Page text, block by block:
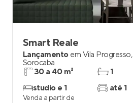
Smart Reale
Lançamento em Vila Progresso,
Sorocaba
30 a 40 m²
studio e 1
1
até 1
Venda a partir de